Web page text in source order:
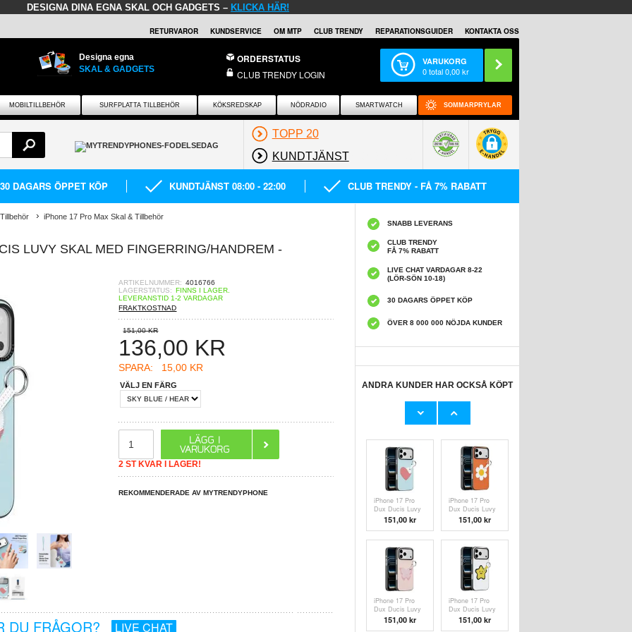
DESIGNA DINA EGNA SKAL OCH GADGETS – KLICKA HÄR!
RETURVAROR KUNDSERVICE OM MTP CLUB TRENDY REPARATIONSGUIDER KONTAKTA OSS
Designa egna
SKAL & GADGETS
ORDERSTATUS
CLUB TRENDY LOGIN
VARUKORG
0total0,00kr
MOBILTILLBEHÖR SURFPLATTA TILLBEHÖR KÖKSREDSKAP NÖDRADIO SMARTWATCH SOMMARPRYLAR
TOPP 20
KUNDTJÄNST
30 DAGARS ÖPPET KÖP KUNDTJÄNST 08:00 - 22:00 CLUB TRENDY - FÅ 7% RABATT
iPhone 17 Pro Max Skal & Tillbehör
LUVY SKAL MED FINGERRING/HANDREM -
ARTIKELNUMMER: 4016766
LAGERSTATUS: FINNS I LAGER.
LEVERANSTID 1-2 VARDAGAR
FRAKTKOSTNAD
151,00 KR
136,00 KR
SPARA: 15,00 KR
VÄLJ EN FÄRG
2 ST KVAR I LAGER!
REKOMMENDERADE AV MYTRENDYPHONE
DU FRÅGOR? LIVE CHAT
SNABB LEVERANS
CLUB TRENDY
FÅ 7% RABATT
LIVE CHAT VARDAGAR 8-22
(LÖR-SÖN 10-18)
30 DAGARS ÖPPET KÖP
ÖVER 8 000 000 NÖJDA KUNDER
ANDRA KUNDER HAR OCKSÅ KÖPT
iPhone 17 Dux
fingerring/handrem
iPhone 17 Dux
med
fingerring/handrem
iPhone 17 Pro
Dux Ducis Luvy
Skal med
fingerring/handrem
- Himmelsblå /
Hjärta
151,00 kr
iPhone 17 Pro
Dux Ducis Luvy
Skal med
fingerring/handrem
- Orange /
Prästkrage
151,00 kr
iPhone 17 Pro
Dux Ducis Luvy
Skal med
fingerring/handrem
151,00 kr
iPhone 17 Pro
Dux Ducis Luvy
Skal med
fingerring/handrem
151,00 kr